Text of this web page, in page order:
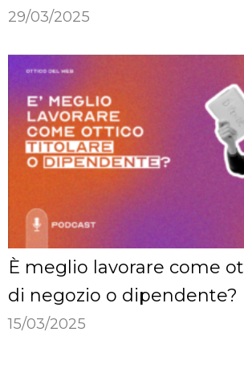
29/03/2025
È meglio lavorare come
di negozio o dipendente?
15/03/2025